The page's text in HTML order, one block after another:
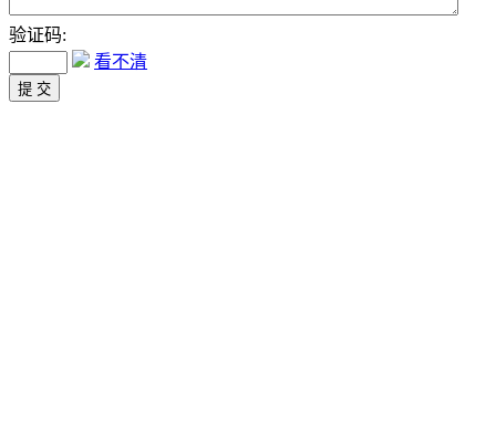
验证码:
看不清